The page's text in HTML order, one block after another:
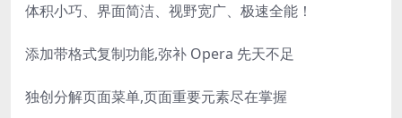
体积小巧、界面简洁、视野宽广、极速全能！
添加带格式复制功能,弥补 Opera 先天不足
独创分解页面菜单,页面重要元素尽在掌握